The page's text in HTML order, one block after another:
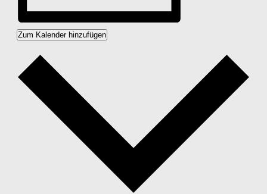
Zum Kalender hinzufügen